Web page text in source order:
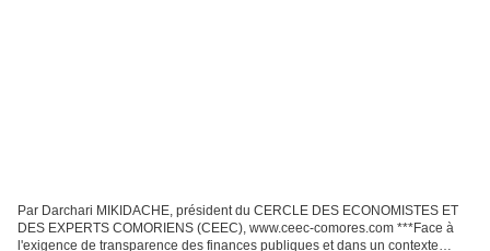
Par Darchari MIKIDACHE, président du CERCLE DES ECONOMISTES ET
DES EXPERTS COMORIENS (CEEC), www.ceec-comores.com ***Face à
l'exigence de transparence des finances publiques et dans un contexte